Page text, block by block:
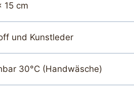
15 cm
und Kunstleder
30°C (Handwäsche)